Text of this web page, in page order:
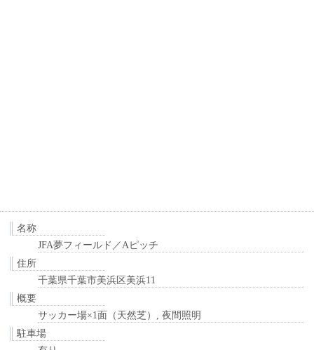
名称
JFA夢フィールド／Aピッチ
住所
千葉県千葉市美浜区美浜11
概要
サッカー場×1面（天然芝）, 夜間照明
駐車場